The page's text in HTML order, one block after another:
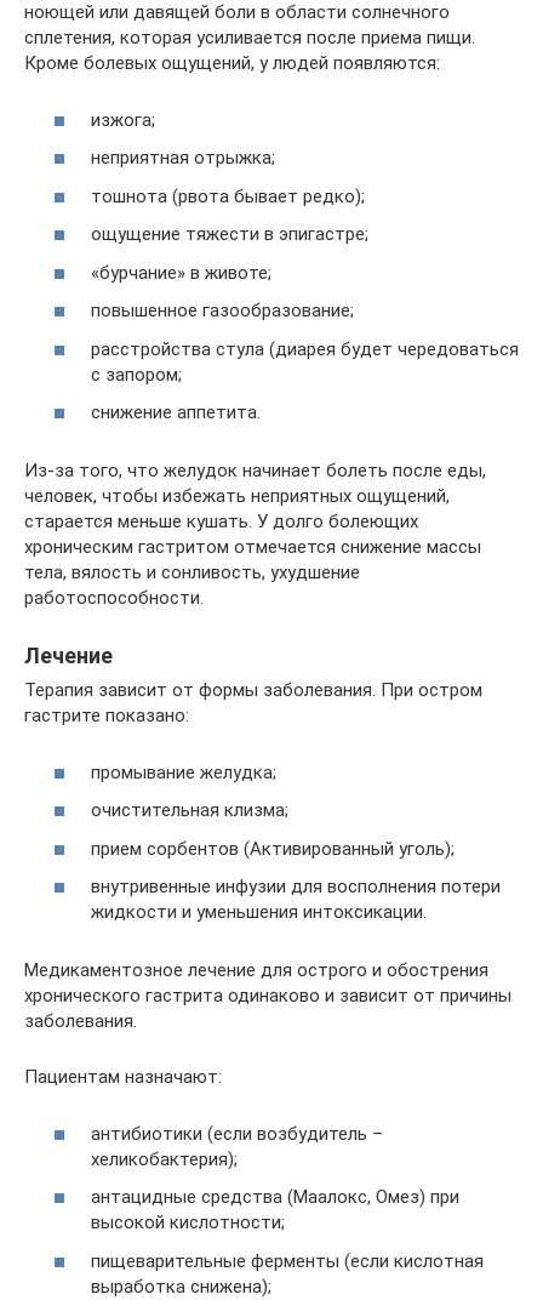
ноющей или давящей боли в области солнечного
сплетения, которая усиливается после приема пищи.
Кроме болевых ощущений, у людей появляются:
изжога;
неприятная отрыжка;
тошнота (рвота бывает редко);
ощущение тяжести в эпигастре;
«бурчание» в животе;
повышенное газообразование;
расстройства стула (диарея будет чередоваться
с запором;
снижение аппетита.
Из-за того, что желудок начинает болеть после еды,
человек, чтобы избежать неприятных ощущений,
старается меньше кушать. У долго болеющих
хроническим гастритом отмечается снижение массы
тела, вялость и сонливость, ухудшение
работоспособности.
Лечение
Терапия зависит от формы заболевания. При остром
гастрите показано:
промывание желудка;
очистительная клизма;
прием сорбентов (Активированный уголь);
внутривенные инфузии для восполнения потери
жидкости и уменьшения интоксикации.
Медикаментозное лечение для острого и обострения
хронического гастрита одинаково и зависит от причины
заболевания.
Пациентам назначают:
антибиотики (если возбудитель –
хеликобактерия);
антацидные средства (Маалокс, Омез) при
высокой кислотности;
пищеварительные ферменты (если кислотная
выработка снижена);